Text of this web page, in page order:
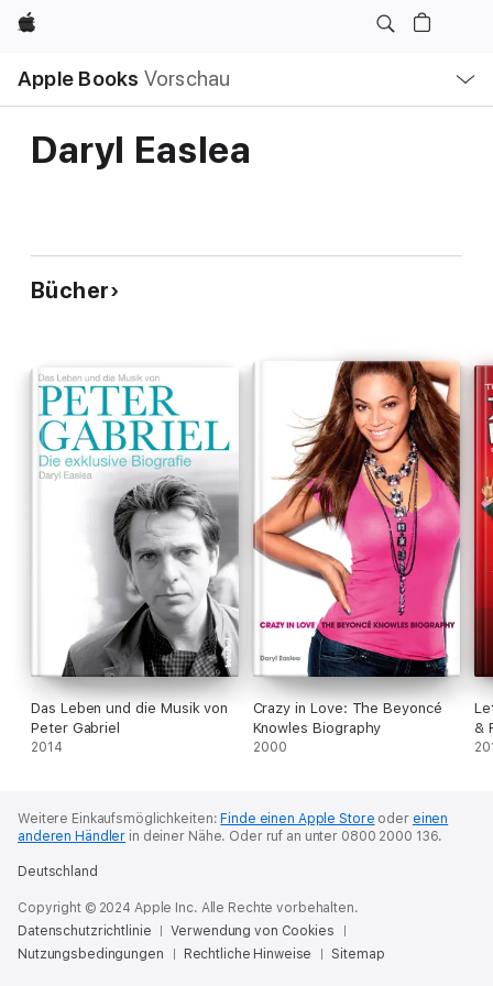
Apple
Apple Books Vorschau
Navigation
Menü
öffnen
Daryl Easlea
Bücher
Das Leben und die Musik von
Peter Gabriel
2014
Crazy in Love: The Beyoncé
Knowles Biography
2000
&
Weitere Einkaufsmöglichkeiten: Finde einen Apple Store oder einen
anderen Händler in deiner Nähe. Oder ruf an unter 0800 2000 136.
Deutschland
Copyright © 2024 Apple Inc. Alle Rechte vorbehalten.
Datenschutzrichtlinie
Verwendung von Cookies
Nutzungsbedingungen
Rechtliche Hinweise Sitemap